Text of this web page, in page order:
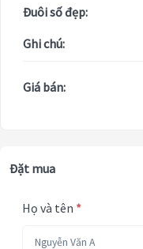
Đuôi số đẹp:
Ghi chú:
Giá bán:
Đặt mua
Họ và tên *